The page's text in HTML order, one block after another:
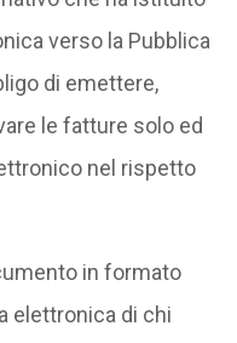
verso la Pubblica
di emettere,
le fatture solo ed
nel rispetto
in formato
elettronica di chi